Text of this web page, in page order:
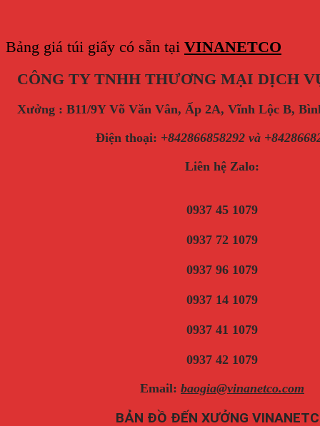
Bảng giá túi giấy có sẵn tại VINANETCO
CÔNG TY TNHH THƯƠNG MẠI DỊCH
Xưởng : B11/9Y Võ Văn Vân, Ấp 2A, Vĩnh Lộc B,
Điện thoại: +842866858292 và
Liên hệ Zalo:
0937 45 1079
0937 72 1079
0937 96 1079
0937 14 1079
0937 41 1079
0937 42 1079
Email: baogia@vinanetco.com
BẢN ĐỒ ĐẾN XƯỞNG